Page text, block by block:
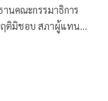
ติมิชอบ สภาผู้แทน